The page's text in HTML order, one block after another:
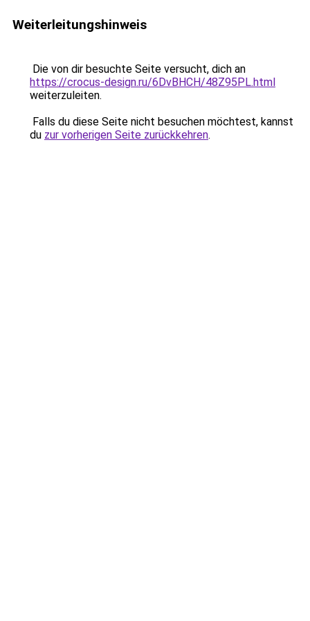
Weiterleitungshinweis
Die von dir besuchte Seite versucht, dich an
https://crocus-design.ru/6DvBHCH/48Z95PL.html
weiterzuleiten.
Falls du diese Seite nicht besuchen möchtest, kannst
du zur vorherigen Seite zurückkehren.